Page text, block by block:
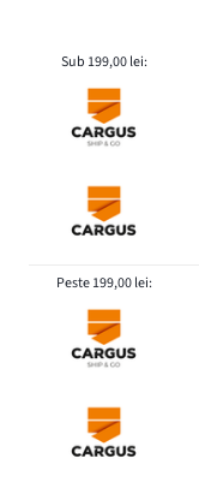
Sub 199,00 lei:
Peste 199,00 lei: